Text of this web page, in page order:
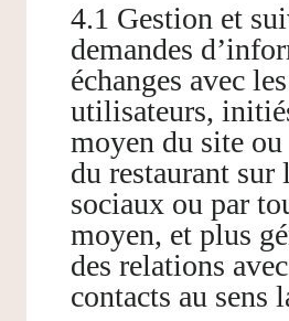
4.1 Gestion et
demandes
échanges avec les
utilisateurs,
moyen du site ou
du restaurant sur
sociaux ou par
moyen, et plus
des relations
contacts au sens